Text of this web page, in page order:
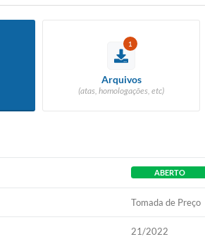
1
Arquivos
(atas, homologações, etc)
ABERTO
Tomada de Preço
21/2022